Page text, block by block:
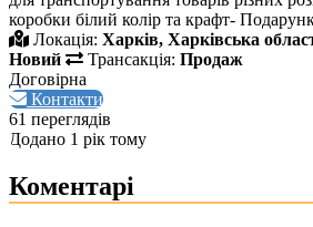
коробки білий колір та крафт-
Локація: Харків, Харківська
Новий
Трансакція: Продаж
Договірна
Контакти
61 переглядів
Додано 1 рік тому
Коментарі